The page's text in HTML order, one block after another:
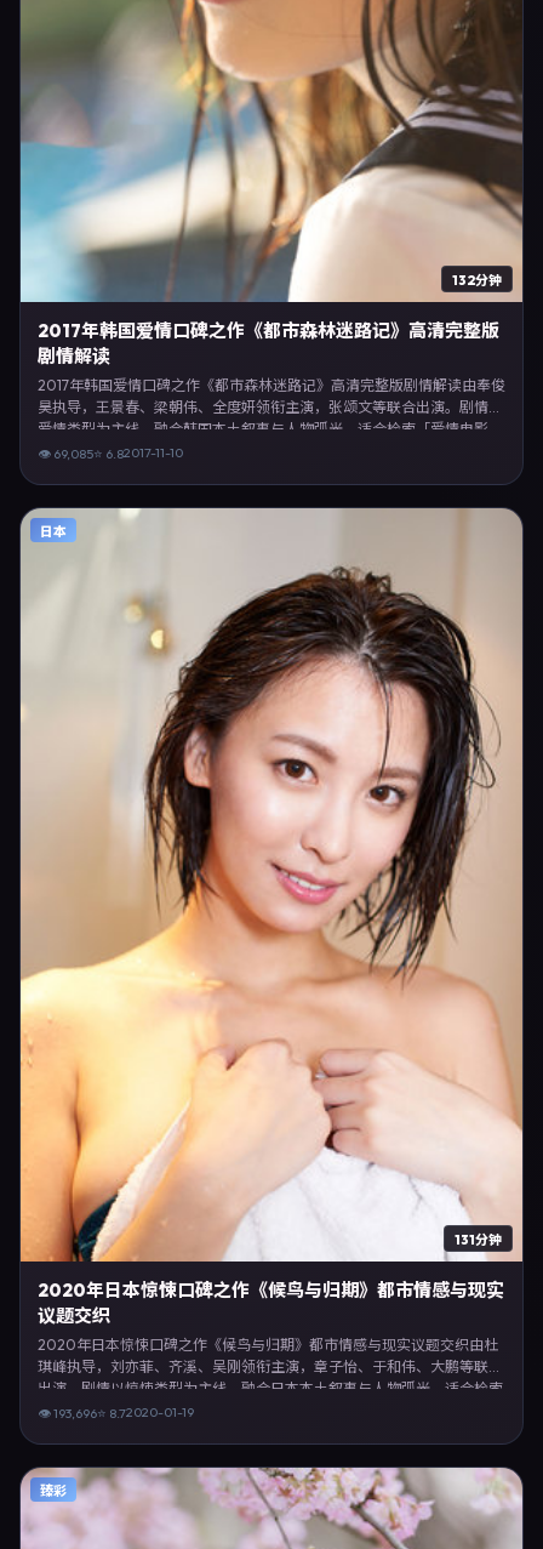
132分钟
2017年韩国爱情口碑之作《都市森林迷路记》高清完整版
剧情解读
2017年韩国爱情口碑之作《都市森林迷路记》高清完整版剧情解读由奉俊
昊执导，王景春、梁朝伟、全度妍领衔主演，张颂文等联合出演。剧情以
爱情类型为主线，融合韩国本土叙事与人物弧光，适合检索「爱情电影
韩国 奉俊昊 王景春」等关键词的观众。2017年11月10日韩国首映礼举
👁 69,085⭐ 6.82017-11-10
日本
131分钟
2020年日本惊悚口碑之作《候鸟与归期》都市情感与现实
议题交织
2020年日本惊悚口碑之作《候鸟与归期》都市情感与现实议题交织由杜
琪峰执导，刘亦菲、齐溪、吴刚领衔主演，章子怡、于和伟、大鹏等联合
出演。剧情以惊悚类型为主线，融合日本本土叙事与人物弧光，适合检索
「惊悚电影 日本 杜琪峰 刘亦菲」等关键词的观众。2020年1月19日于日
👁193,696⭐ 8.72020-01-19
臻彩